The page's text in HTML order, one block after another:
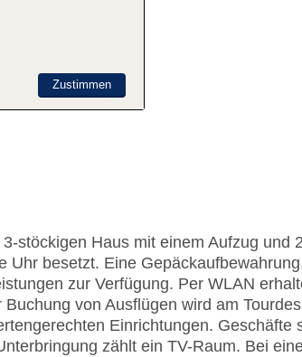
stöckigen Haus mit einem Aufzug und
Uhr besetzt. Eine
zur Verfügung. Per WLAN
von Ausflügen wird am
Einrichtungen. Geschäfte
zählt ein TV-Raum. Bei
Zustimmen